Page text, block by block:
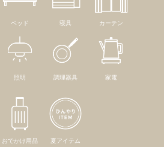
ベッド 寝具 カーテン
照明 調理器具 家電
おでかけ用品 夏アイテム